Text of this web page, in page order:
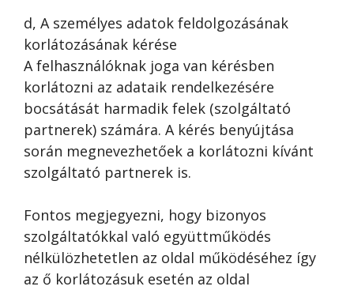
d, A személyes adatok feldolgozásának
korlátozásának kérése
A felhasználóknak joga van kérésben
korlátozni az adataik rendelkezésére
bocsátását harmadik felek (szolgáltató
partnerek) számára. A kérés benyújtása
során megnevezhetőek a korlátozni kívánt
szolgáltató partnerek is.
Fontos megjegyezni, hogy bizonyos
szolgáltatókkal való együttműködés
nélkülözhetetlen az oldal működéséhez így
az ő korlátozásuk esetén az oldal